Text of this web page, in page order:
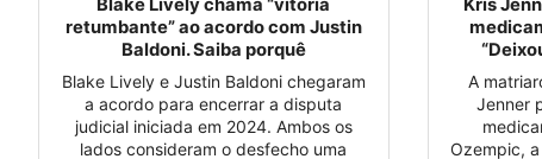
Blake Lively chama “vitória
retumbante” ao acordo com Justin
Baldoni. Saiba porquê
Blake Lively e Justin Baldoni chegaram
a acordo para encerrar a disputa
judicial iniciada em 2024. Ambos os
lados consideram o desfecho uma
Kris
A
Jenner
Ozempic,